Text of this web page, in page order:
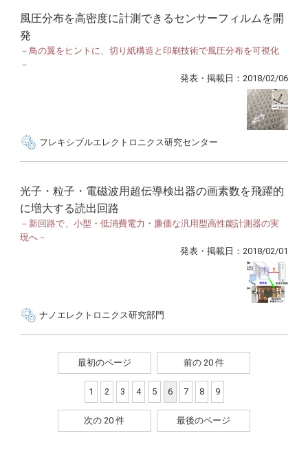
風圧分布を高密度に計測できるセンサーフィルムを開
発
－鳥の翼をヒントに、切り紙構造と印刷技術で風圧分布を可視化
－
発表・掲載日：2018/02/06
フレキシブルエレクトロニクス研究センター
光子・粒子・電磁波用超伝導検出器の画素数を飛躍的
に増大する読出回路
－新回路で、小型・低消費電力・廉価な汎用型高性能計測器の実
現へ－
発表・掲載日：2018/02/01
ナノエレクトロニクス研究部門
最初のページ 前の 20 件
1 2 3 4 5 6 7 8 9
次の 20 件 最後のページ